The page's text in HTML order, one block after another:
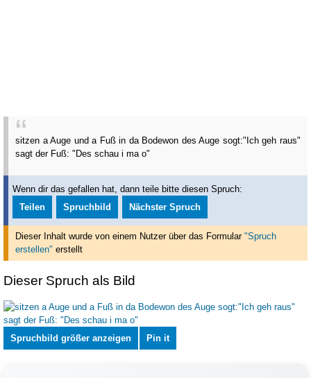
sitzen a Auge und a Fuß in da Bodewon des Auge sogt:"Ich geh raus"
sagt der Fuß: "Des schau i ma o"
Wenn dir das gefallen hat, dann teile bitte diesen Spruch:
Teilen
Spruchbild Nächster Spruch
Dieser Inhalt wurde von einem Nutzer über das Formular "Spruch
erstellen" erstellt
Dieser Spruch als Bild
Spruchbild größer anzeigen Pin it